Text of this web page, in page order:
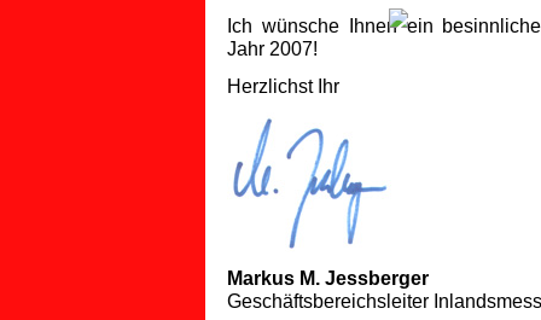
Ich wünsche Ihnen ein
Jahr 2007!
Herzlichst Ihr
Markus M. Jessberger
Geschäftsbereichsleiter